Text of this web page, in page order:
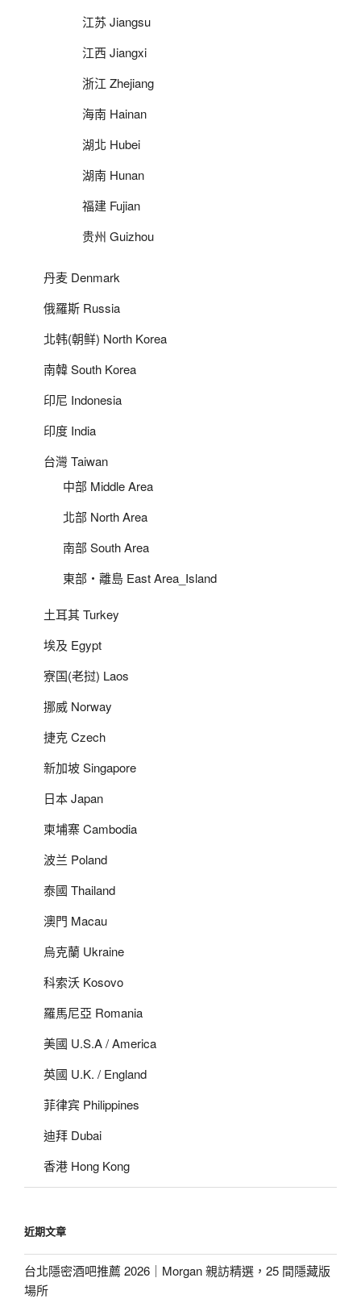
江苏 Jiangsu
江西 Jiangxi
浙江 Zhejiang
海南 Hainan
湖北 Hubei
湖南 Hunan
福建 Fujian
贵州 Guizhou
丹麦 Denmark
俄羅斯 Russia
北韩(朝鲜) North Korea
南韓 South Korea
印尼 Indonesia
印度 India
台灣 Taiwan
中部 Middle Area
北部 North Area
南部 South Area
東部‧離島 East Area_Island
土耳其 Turkey
埃及 Egypt
寮国(老挝) Laos
挪威 Norway
捷克 Czech
新加坡 Singapore
日本 Japan
柬埔寨 Cambodia
波兰 Poland
泰國 Thailand
澳門 Macau
烏克蘭 Ukraine
科索沃 Kosovo
羅馬尼亞 Romania
美國 U.S.A / America
英國 U.K. / England
菲律宾 Philippines
迪拜 Dubai
香港 Hong Kong
近期文章
台北隱密酒吧推薦 2026｜Morgan 親訪精選，25 間隱藏版
場所